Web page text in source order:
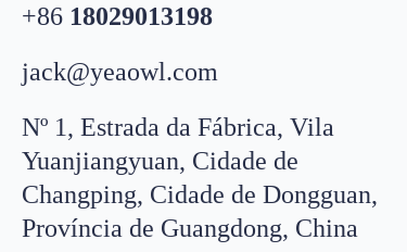
Email leo@yeaowl.com
+86 18029013198
Nº 1, Estrada da Fábrica, Vila
Yuanjiangyuan, Cidade de
Changping, Cidade de Dongguan,
Província de Guangdong, China
jack@yeaowl.com